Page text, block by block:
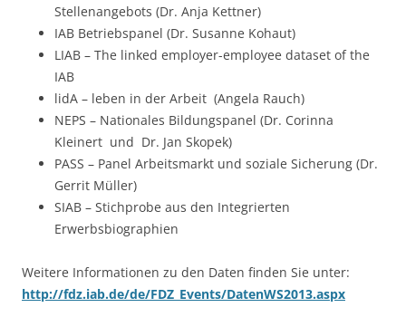
Stellenangebots (Dr. Anja Kettner)
IAB Betriebspanel (Dr. Susanne Kohaut)
LIAB – The linked employer-employee dataset of the
IAB
lidA – leben in der Arbeit (Angela Rauch)
NEPS – Nationales Bildungspanel (Dr. Corinna
Kleinert und Dr. Jan Skopek)
PASS – Panel Arbeitsmarkt und soziale Sicherung (Dr.
Gerrit Müller)
SIAB – Stichprobe aus den Integrierten
Erwerbsbiographien
Weitere Informationen zu den Daten finden Sie unter:
http://fdz.iab.de/de/FDZ_Events/DatenWS2013.aspx